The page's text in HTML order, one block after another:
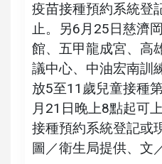
疫苗接種預約系統登
止。另6月25日慈濟
館、五甲龍成宮、高
議中心、中油宏南訓
放5至11歲兒童接種
月21日晚上8點起可
接種預約系統登記或
圖／衛生局提供、文